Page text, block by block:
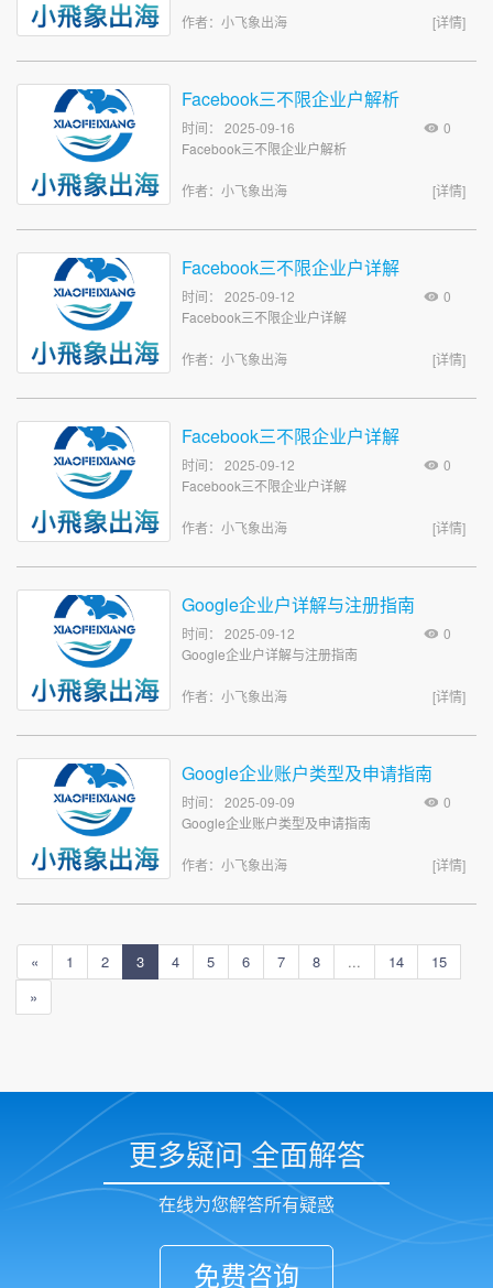
[详情]
作者：小飞象出海
Facebook三不限企业户解析
0
时间： 2025-09-16
Facebook三不限企业户解析
[详情]
作者：小飞象出海
Facebook三不限企业户详解
0
时间： 2025-09-12
Facebook三不限企业户详解
[详情]
作者：小飞象出海
Facebook三不限企业户详解
0
时间： 2025-09-12
Facebook三不限企业户详解
[详情]
作者：小飞象出海
Google企业户详解与注册指南
0
时间： 2025-09-12
Google企业户详解与注册指南
[详情]
作者：小飞象出海
Google企业账户类型及申请指南
0
时间： 2025-09-09
Google企业账户类型及申请指南
[详情]
作者：小飞象出海
« 1 2 3 4 5 6 7 8 ... 14
15
»
更多疑问 全面解答
在线为您解答所有疑惑
免费咨询